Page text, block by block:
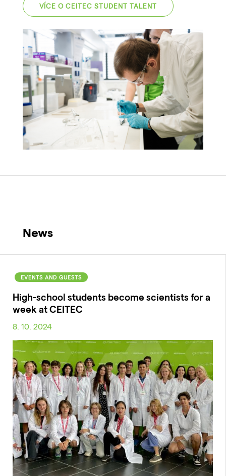
VÍCE O CEITEC STUDENT TALENT
News
EVENTS AND GUESTS
High-school students become scientists for a
week at CEITEC
8. 10. 2024